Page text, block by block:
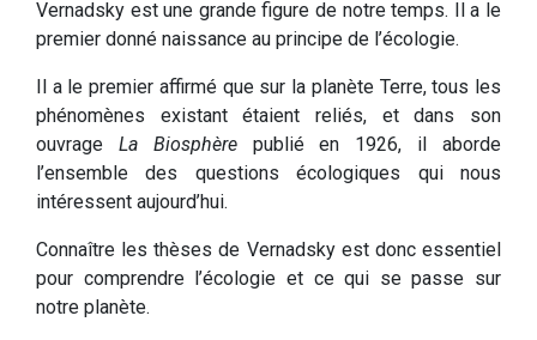
Vernadsky est une grande figure de notre temps. Il a le
premier donné naissance au principe de l’écologie.
Il a le premier affirmé que sur la planète Terre, tous les
phénomènes existant étaient reliés, et dans son
ouvrage La Biosphèrepublié en 1926, il aborde
l’ensemble des questions écologiques qui nous
intéressent aujourd’hui.
Connaître les thèses de Vernadsky est donc essentiel
pour comprendre l’écologie et ce qui se passe sur
notre planète.